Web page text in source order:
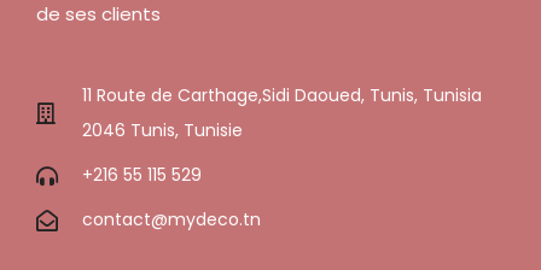
de ses clients
11 Route de Carthage,Sidi Daoued, Tunis, Tunisia
2046 Tunis, Tunisie
+216 55 115 529
contact@mydeco.tn